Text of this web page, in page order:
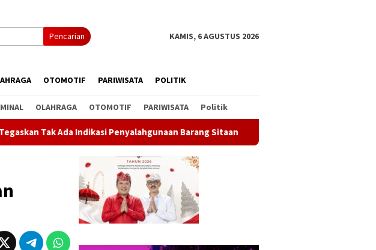
Pencarian KAMIS, 6 AGUSTUS 2026
OTOMOTIF PARIWISATA POLITIK
OLAHRAGA OTOMOTIF PARIWISATA Politik
Barang Sitaan Rahina Tumpek Krulut, Pemkab Bangli Hadirkan